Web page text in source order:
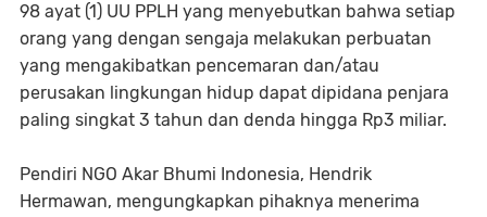
98 ayat (1) UU PPLH yang menyebutkan bahwa setiap
orang yang dengan sengaja melakukan perbuatan
yang mengakibatkan pencemaran dan/atau
perusakan lingkungan hidup dapat dipidana penjara
paling singkat 3 tahun dan denda hingga Rp3 miliar.
Pendiri NGO Akar Bhumi Indonesia, Hendrik
Hermawan, mengungkapkan pihaknya menerima